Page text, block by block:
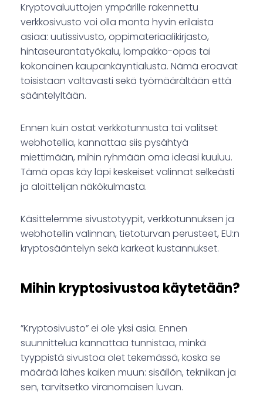
Kryptovaluuttojen ympärille rakennettu
verkkosivusto voi olla monta hyvin erilaista
asiaa: uutissivusto, oppimateriaalikirjasto,
hintaseurantatyökalu, lompakko-opas tai
kokonainen kaupankäyntialusta. Nämä eroavat
toisistaan valtavasti sekä työmäärältään että
sääntelyltään.
Ennen kuin ostat verkkotunnusta tai valitset
webhotellia, kannattaa siis pysähtyä
miettimään, mihin ryhmään oma ideasi kuuluu.
Tämä opas käy läpi keskeiset valinnat selkeästi
ja aloittelijan näkökulmasta.
Käsittelemme sivustotyypit, verkkotunnuksen ja
webhotellin valinnan, tietoturvan perusteet, EU:n
kryptosääntelyn sekä karkeat kustannukset.
Mihin kryptosivustoa käytetään?
”Kryptosivusto” ei ole yksi asia. Ennen
suunnittelua kannattaa tunnistaa, minkä
tyyppistä sivustoa olet tekemässä, koska se
määrää lähes kaiken muun: sisällön, tekniikan ja
sen, tarvitsetko viranomaisen luvan.